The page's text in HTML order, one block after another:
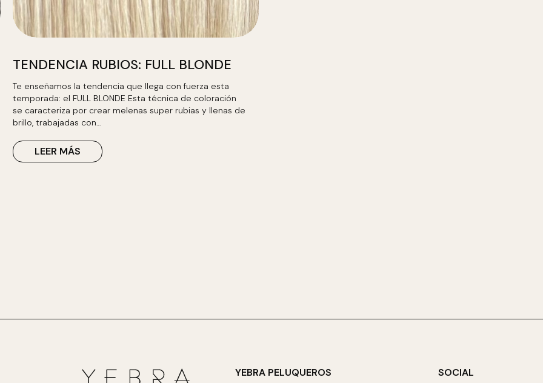
TENDENCIA RUBIOS: FULL BLONDE
Te enseñamos la tendencia que llega con fuerza esta
temporada: el FULL BLONDE Esta técnica de coloración
se caracteriza por crear melenas super rubias y llenas de
brillo, trabajadas con…
LEER MÁS
YEBRA PELUQUEROS SOCIAL